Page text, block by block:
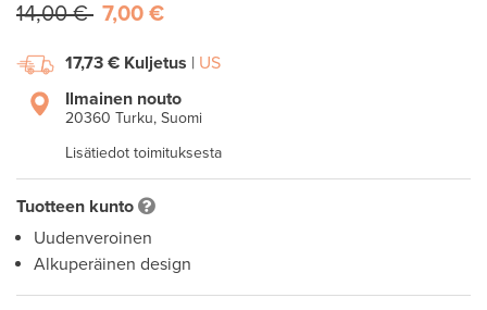
14,00 € 7,00 €
17,73 € Kuljetus | US
Ilmainen nouto
20360 Turku, Suomi
Lisätiedot toimituksesta
Tuotteen kunto
Uudenveroinen
Alkuperäinen design